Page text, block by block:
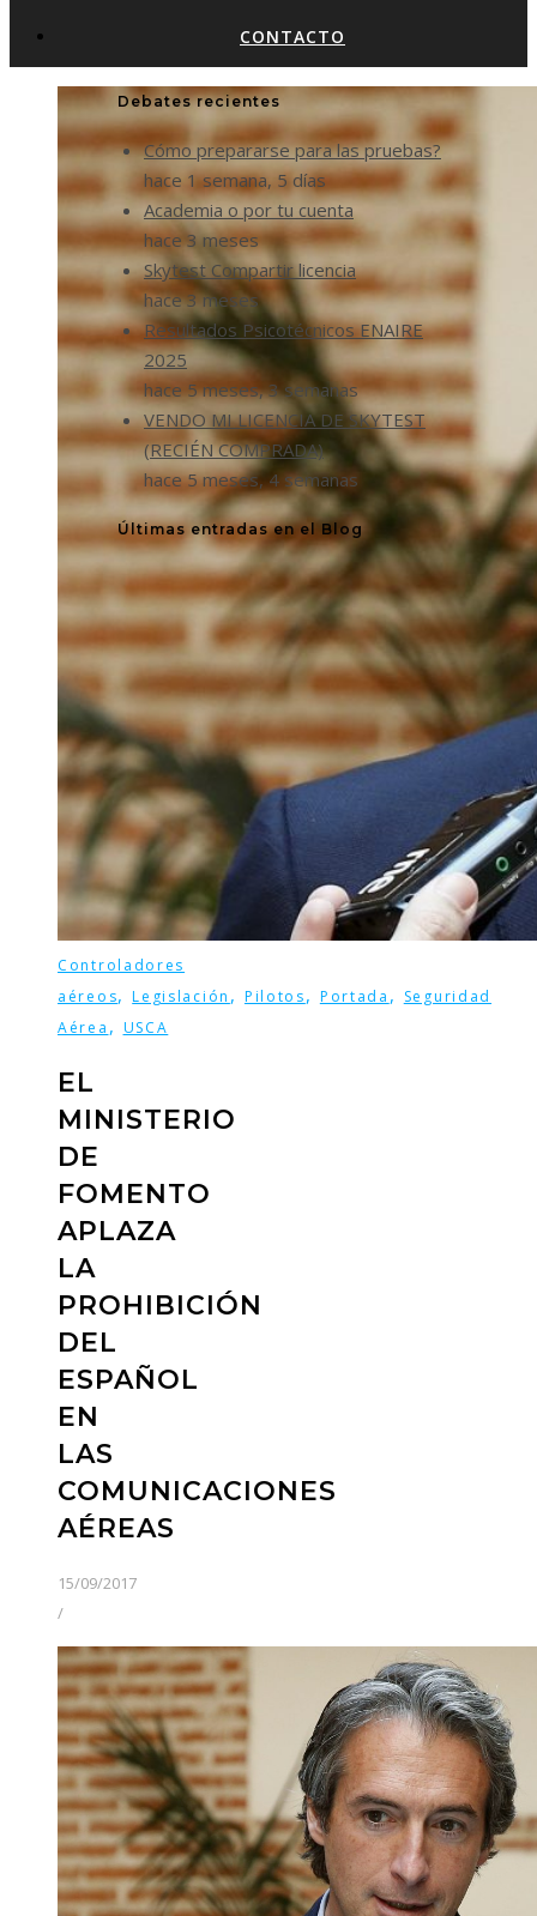
CONTACTO
Controladores
aéreos,Legislación , Pilotos, Portada , Seguridad
Aérea , USCA
EL
MINISTERIO
DE
FOMENTO
APLAZA
LA
PROHIBICIÓN
DEL
ESPAÑOL
EN
LAS
COMUNICACIONES
AÉREAS
15/09/2017
/
Debates recientes
Cómo prepararse para las pruebas?
hace 1 semana, 5 días
Academia o por tu cuenta
hace 3 meses
Skytest Compartir licencia
hace 3 meses
Resultados Psicotécnicos ENAIRE
2025
hace 5 meses, 3 semanas
VENDO MI LICENCIA DE SKYTEST
(RECIÉN COMPRADA)
hace 5 meses, 4 semanas
Últimas entradas en el Blog